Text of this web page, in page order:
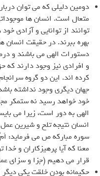
دومین دلیلی که می توان
متعال است. انسان ها
توانند از توانایی و آزادی
بهره ببرند. در حقیقت انسان
دستورات الهی می باشند و
و افرادی نیز وجود دارند که
کرده اند. این دو گروه
جهان دیگری وجود نداشته
خود خواهد رسید نه ستمکر
الهی به دور است، زیرا می
انسان نتیجه تلخ و شیرین
سوره مبارکه ص می فرماید: اَمْ
معنا که آیا پرهیزکاران و
قرار می دهیم (جزا و سزای
حکیمانه بودن خلقت یکی دیگر